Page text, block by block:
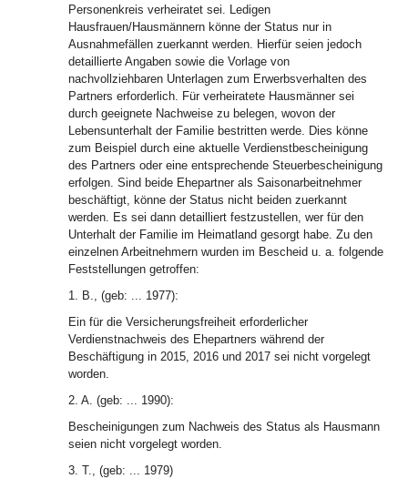
Personenkreis verheiratet sei. Ledigen
Hausfrauen/Hausmännern könne der Status nur in
Ausnahmefällen zuerkannt werden. Hierfür seien jedoch
detaillierte Angaben sowie die Vorlage von
nachvollziehbaren Unterlagen zum Erwerbsverhalten des
Partners erforderlich. Für verheiratete Hausmänner sei
durch geeignete Nachweise zu belegen, wovon der
Lebensunterhalt der Familie bestritten werde. Dies könne
zum Beispiel durch eine aktuelle Verdienstbescheinigung
des Partners oder eine entsprechende Steuerbescheinigung
erfolgen. Sind beide Ehepartner als Saisonarbeitnehmer
beschäftigt, könne der Status nicht beiden zuerkannt
werden. Es sei dann detailliert festzustellen, wer für den
Unterhalt der Familie im Heimatland gesorgt habe. Zu den
einzelnen Arbeitnehmern wurden im Bescheid u. a. folgende
Feststellungen getroffen:
1. B., (geb: ... 1977):
Ein für die Versicherungsfreiheit erforderlicher
Verdienstnachweis des Ehepartners während der
Beschäftigung in 2015, 2016 und 2017 sei nicht vorgelegt
worden.
2. A. (geb: ... 1990):
Bescheinigungen zum Nachweis des Status als Hausmann
seien nicht vorgelegt worden.
3. T., (geb: ... 1979)